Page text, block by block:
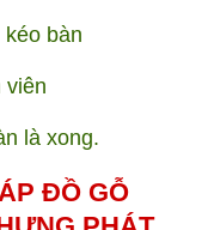
bàn
viên
là xong.
ĐỒ GỖ